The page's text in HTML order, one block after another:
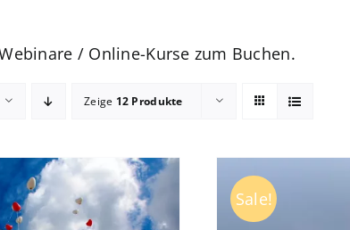
/ Online-Kurse zum Buchen.
Zeige 12 Produkte
Sale!